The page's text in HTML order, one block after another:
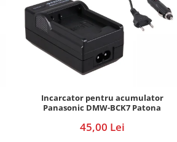
Incarcator pentru acumulator
Panasonic DMW-BCK7 Patona
45,00 Lei